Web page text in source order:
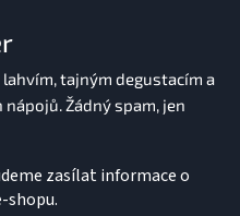
zasílat informace o
shopu.